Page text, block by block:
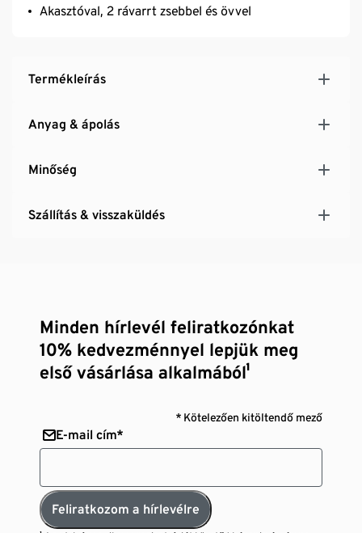
Akasztóval, 2 rávarrt zsebbel és övvel
Termékleírás
Anyag & ápolás
Minőség
Szállítás & visszaküldés
Minden hírlevél feliratkozónkat
10% kedvezménnyel lepjük meg
első vásárlása alkalmából¹
* Kötelezően kitöltendő mező
E-mail cím*
Feliratkozom a hírlevélre